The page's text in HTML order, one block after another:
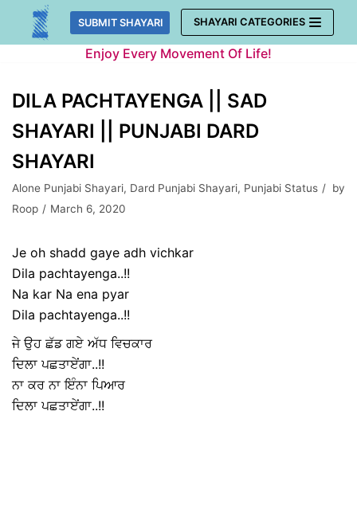
Skip
SUBMIT SHAYARI SHAYARI CATEGORIES
Enjoy Every Movement Of Life!
DILA PACHTAYENGA || SAD
SHAYARI || PUNJABI DARD
SHAYARI
Alone Punjabi Shayari, Dard Punjabi Shayari, Punjabi Status
by
Roop
March 6, 2020
Je oh shadd gaye adh vichkar
Dila pachtayenga..!!
Na kar Na ena pyar
Dila pachtayenga..!!
ਜੇ ਉਹ ਛੱਡ ਗਏ ਅੱਧ ਵਿਚਕਾਰ
ਦਿਲਾ ਪਛਤਾਏਂਗਾ..!!
ਨਾ ਕਰ ਨਾ ਇੰਨਾ ਪਿਆਰ
ਦਿਲਾ ਪਛਤਾਏਂਗਾ..!!